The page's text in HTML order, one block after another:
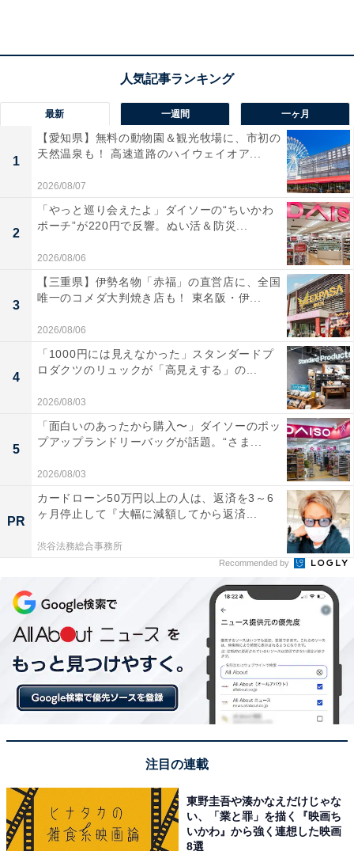
目印にぴったりなアイテムです。
詳細情報
商品名
リラックマ うみリラきぶん マーカーアクセサリー
メーカー
アイピーフォー
発売日
2026年7月
価格
税込300円
ラインアップ
・キイロイトリ（メンダコ）
・キイロイトリ（クラゲ）
・チャイロイコグマ
最新 一週間 一ヶ月
1
【愛知県】無料の動物園＆観光牧場に、市初の
天然温泉も！ 高速道路のハイウェイオア...
2026/08/07
2
「やっと巡り会えたよ」ダイソーの“ちいかわ
ポーチ”が220円で反響。ぬい活＆防災...
2026/08/06
3
【三重県】伊勢名物「赤福」の直営店に、全国
唯一のコメダ大判焼き店も！ 東名阪・伊...
2026/08/06
4
「1000円には見えなかった」スタンダードプ
ロダクツのリュックが「高見えする」の...
2026/08/03
5
「面白いのあったから購入〜」ダイソーのポッ
プアップランドリーバッグが話題。“さま...
2026/08/03
PR
カードローン50万円以上の人は、返済を3～6
ヶ月停止して『大幅に減額してから返済...
渋谷法務総合事務所
Recommended by
注目の連載
東野圭吾や湊かなえだけじゃな
い、「業と罪」を描く『映画ち
いかわ』から強く連想した映画
8選